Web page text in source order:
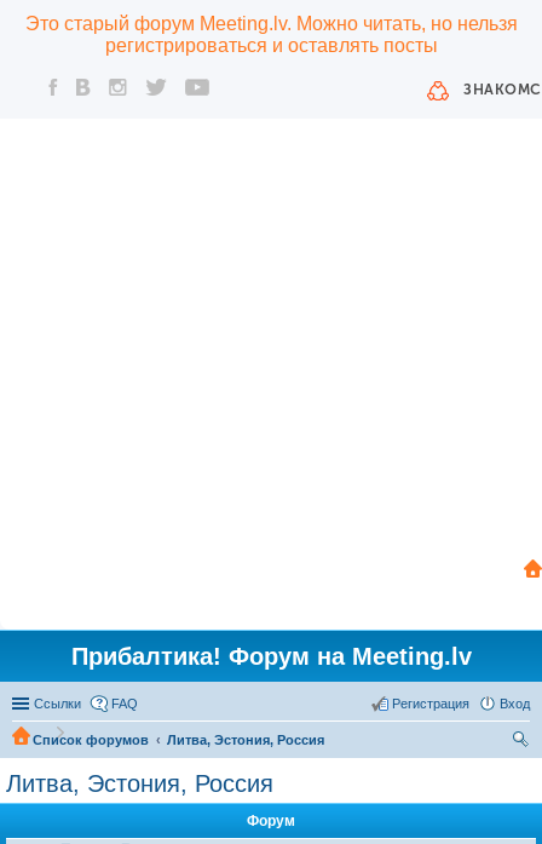
Это старый форум Meeting.lv. Можно читать, но нельзя
регистрироваться и оставлять посты
Прибалтика! Форум на Meeting.lv
Ссылки FAQ Вход
Регистрация
Список форумов
Литва, Эстония, Россия
Литва, Эстония, Россия
Форум